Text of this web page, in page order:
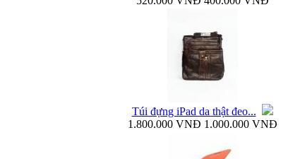
Ốp lưng silicon Samsung Galaxy S4 Baseus...
Ốp lưng Samsung Galaxy S4 i9500 Rock Naked...
Túi đựng iPad da thật đeo...
1.800.000 VNĐ 1.000.000 VNĐ